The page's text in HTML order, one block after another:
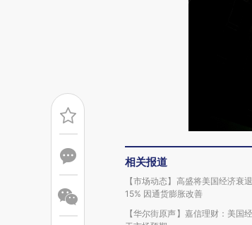
相关报道
【市场动态】高盛将美国经济衰
15% 因通货膨胀改善
【华尔街原声】嘉信理财：美国